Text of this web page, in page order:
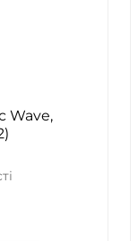
Wave,